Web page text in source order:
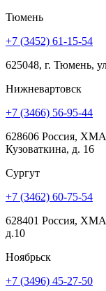
Тюмень
+7 (3452) 61-15-54
625048, г. Тюмень,
Нижневартовск
+7 (3466) 56-95-44
628606 Россия,
Кузоваткина, д. 16
Сургут
+7 (3462) 60-75-54
628401 Россия,
д.10
Ноябрьск
+7 (3496) 45-27-50